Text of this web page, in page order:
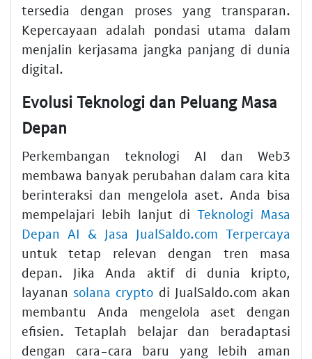
tersedia dengan proses yang transparan.
Kepercayaan adalah pondasi utama dalam
menjalin kerjasama jangka panjang di dunia
digital.
Evolusi Teknologi dan Peluang Masa
Depan
Perkembangan teknologi AI dan Web3
membawa banyak perubahan dalam cara kita
berinteraksi dan mengelola aset. Anda bisa
mempelajari lebih lanjut diTeknologi Masa
Depan AI & Jasa JualSaldo.com Terpercaya
untuk tetap relevan dengan tren masa
depan. Jika Anda aktif di dunia kripto,
layanansolana crypto di JualSaldo.com akan
membantu Anda mengelola aset dengan
efisien. Tetaplah belajar dan beradaptasi
dengan cara-cara baru yang lebih aman